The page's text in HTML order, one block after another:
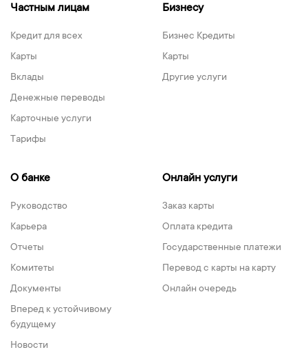
Частным лицам
Кредит для всех
Карты
Вклады
Денежные переводы
Карточные услуги
Тарифы
Бизнесу
Бизнес Кредиты
Карты
Другие услуги
О банке
Руководство
Карьера
Отчеты
Комитеты
Документы
Вперед к устойчивому
будущему
Новости
Онлайн услуги
Заказ карты
Оплата кредита
Государственные платежи
Перевод с карты на карту
Онлайн очередь